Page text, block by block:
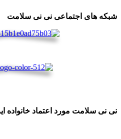
شبکه های اجتماعی نی نی سلامت
نی نی سلامت مورد اعتماد خانواده